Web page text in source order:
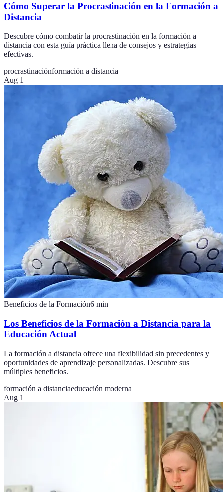
Cómo Superar la Procrastinación en la Formación a
Distancia
Descubre cómo combatir la procrastinación en la formación a
distancia con esta guía práctica llena de consejos y estrategias
efectivas.
procrastinaciónformación a distancia
Aug 1
Beneficios de la Formación6 min
Los Beneficios de la Formación a Distancia para la
Educación Actual
La formación a distancia ofrece una flexibilidad sin precedentes y
oportunidades de aprendizaje personalizadas. Descubre sus
múltiples beneficios.
formación a distanciaeducación moderna
Aug 1